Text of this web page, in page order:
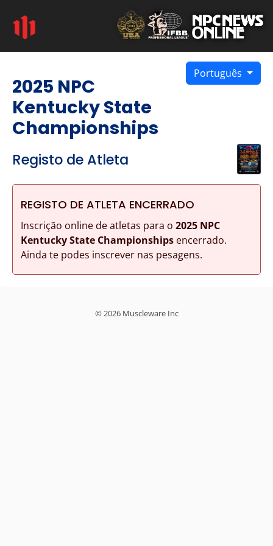
Português
2025 NPC
Kentucky State
Championships
Registo de Atleta
REGISTO DE ATLETA ENCERRADO
Inscrição online de atletas para o 2025 NPC
Kentucky State Championshipsencerrado.
Ainda te podes inscrever nas pesagens.
© 2026 Muscleware Inc